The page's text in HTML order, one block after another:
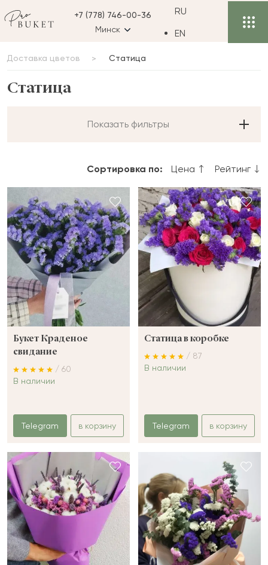
+7 (778) 746-00-36
Минск
RU
EN
Доставка цветов Статица
Статица
Показать фильтры
Сортировка по: Цена Рейтинг
Букет Краденое
свидание
/ 60
В наличии
Telegram в корзину
Статица в коробке
/ 87
В наличии
Telegram в корзину